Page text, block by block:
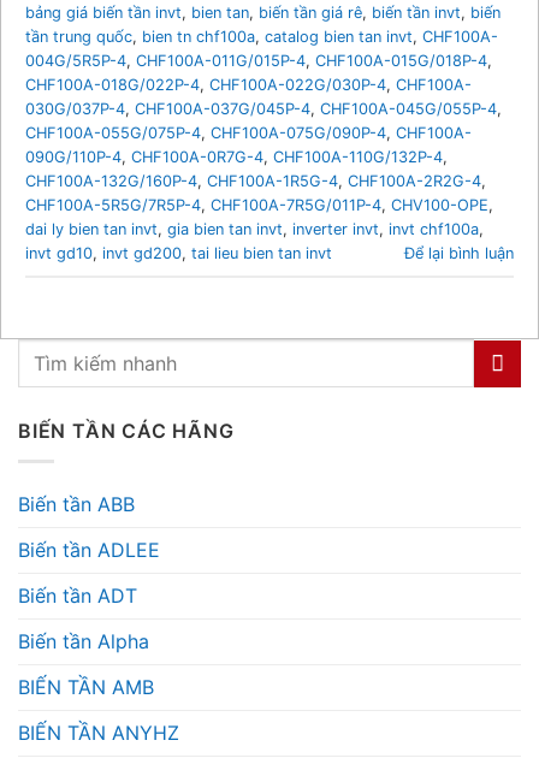
BIẾN TẦN CÁC HÃNG
Biến tần ABB
Biến tần ADLEE
Biến tần ADT
Biến tần Alpha
BIẾN TẦN AMB
BIẾN TẦN ANYHZ
bảng giá biến tần invt, bien tan, biến tần giá rê, biến tần invt, biến
tần trung quốc, bien tn chf100a, catalog bien tan invt, CHF100A-
004G/5R5P-4, CHF100A-011G/015P-4, CHF100A-015G/018P-4,
CHF100A-018G/022P-4, CHF100A-022G/030P-4, CHF100A-
030G/037P-4, CHF100A-037G/045P-4, CHF100A-045G/055P-4,
CHF100A-055G/075P-4, CHF100A-075G/090P-4, CHF100A-
090G/110P-4, CHF100A-0R7G-4, CHF100A-110G/132P-4,
CHF100A-132G/160P-4, CHF100A-1R5G-4, CHF100A-2R2G-4,
CHF100A-5R5G/7R5P-4, CHF100A-7R5G/011P-4, CHV100-OPE,
dai ly bien tan invt, gia bien tan invt, inverter invt, invt chf100a,
invt gd10, invt gd200, tai lieu bien tan invt Để lại bình luận